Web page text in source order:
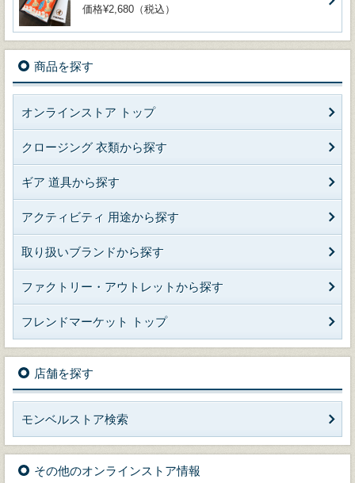
価格¥2,680（税込）
商品を探す
オンラインストア トップ
クロージング 衣類から探す
ギア 道具から探す
アクティビティ 用途から探す
取り扱いブランドから探す
ファクトリー・アウトレットから探す
フレンドマーケット トップ
店舗を探す
モンベルストア検索
その他のオンラインストア情報